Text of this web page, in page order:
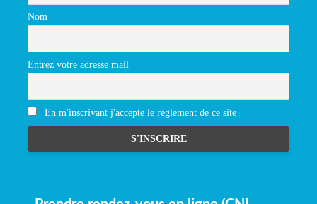
Nom
Entrez votre adresse mail
En m'inscrivant j'accepte le réglement de ce site